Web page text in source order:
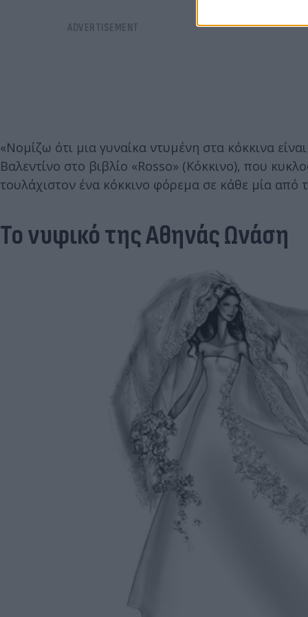
«Νομίζω ότι μια γυναίκα ντυμένη στα κόκκινα
Βαλεντίνο στο βιβλίο «Rosso» (Κόκκινο), που
τουλάχιστον ένα κόκκινο φόρεμα σε κάθε μία από
Το νυφικό της Αθηνάς Ωνάση